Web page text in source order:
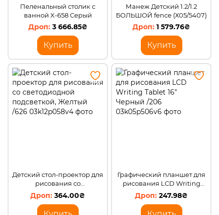
Пеленальный столик с
ванной X-658 Серый
3 666.85₴
Купить
Манеж Детский 1.2/1.2
БОЛЬШОЙ fence (Х05/5407)
1 579.76₴
Купить
Детский стол-проектор для
рисования со
светодиодной подсветкой,
Желтый /626
364.00₴
Графический планшет для
рисования LCD Writing
Tablet 16" Черный /206
247.98₴